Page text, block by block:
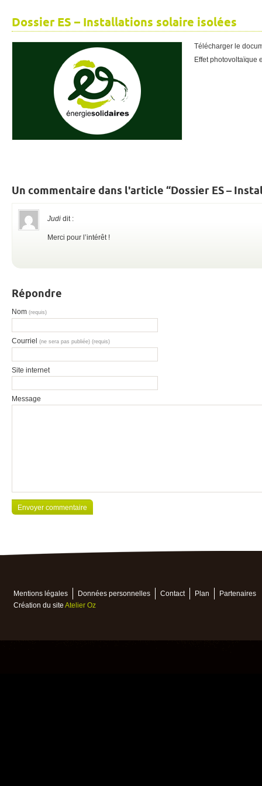
Dossier ES – Installations solaire isolées
Télécharger le
Effet photovoltaïque
Un commentaire dans l'article “Dossier ES –
Judi dit :
Merci pour l’intérêt !
Répondre
Nom (requis)
Courriel (ne sera pas publiée) (requis)
Site internet
Message
Mentions légales Données personnelles Contact Plan
Partenaires
Création du site Atelier Oz